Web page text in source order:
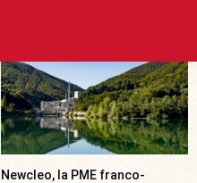
Newcleo, la PME franco-